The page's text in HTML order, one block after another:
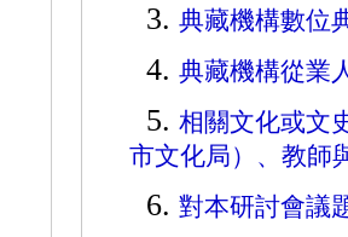
3. 典藏機構數位
4. 典藏機構從業
5. 相關文化或文
市文化局）、教師
6. 對本研討會議